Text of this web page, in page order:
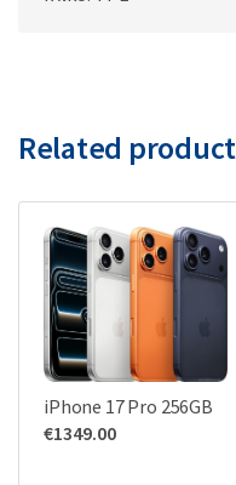
Related
iPhone 17 Pro 256GB
€1349.00